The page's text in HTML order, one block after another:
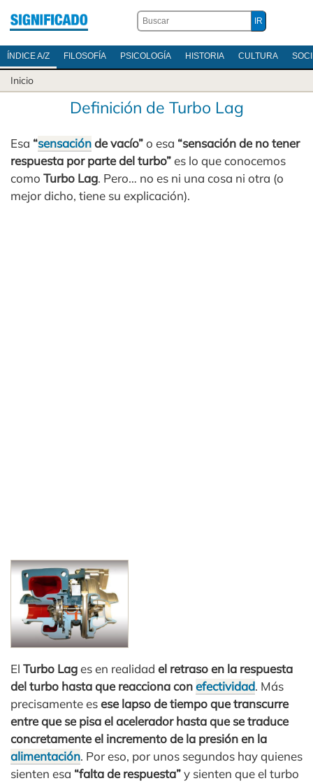
ÍNDICE A/Z FILOSOFÍA PSICOLOGÍA HISTORIA CULTURA
Inicio
Definición de Turbo Lag
Esa “sensaciónde vacío”o esa “sensación de no tener
respuesta por parte del turbo”es lo que conocemos
como Turbo Lag. Pero… no es ni una cosa ni otra (o
mejor dicho, tiene su explicación).
El Turbo Lages en realidad el retraso en la respuesta
del turbo hasta que reacciona conefectividad. Más
precisamente esese lapso de tiempo que transcurre
entre que se pisa el acelerador hasta que se traduce
concretamente el incremento de la presión en la
alimentación. Por eso, por unos segundos hay quienes
sienten esa “falta de respuesta”y sienten que el turbo